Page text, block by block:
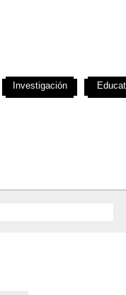
Investigación